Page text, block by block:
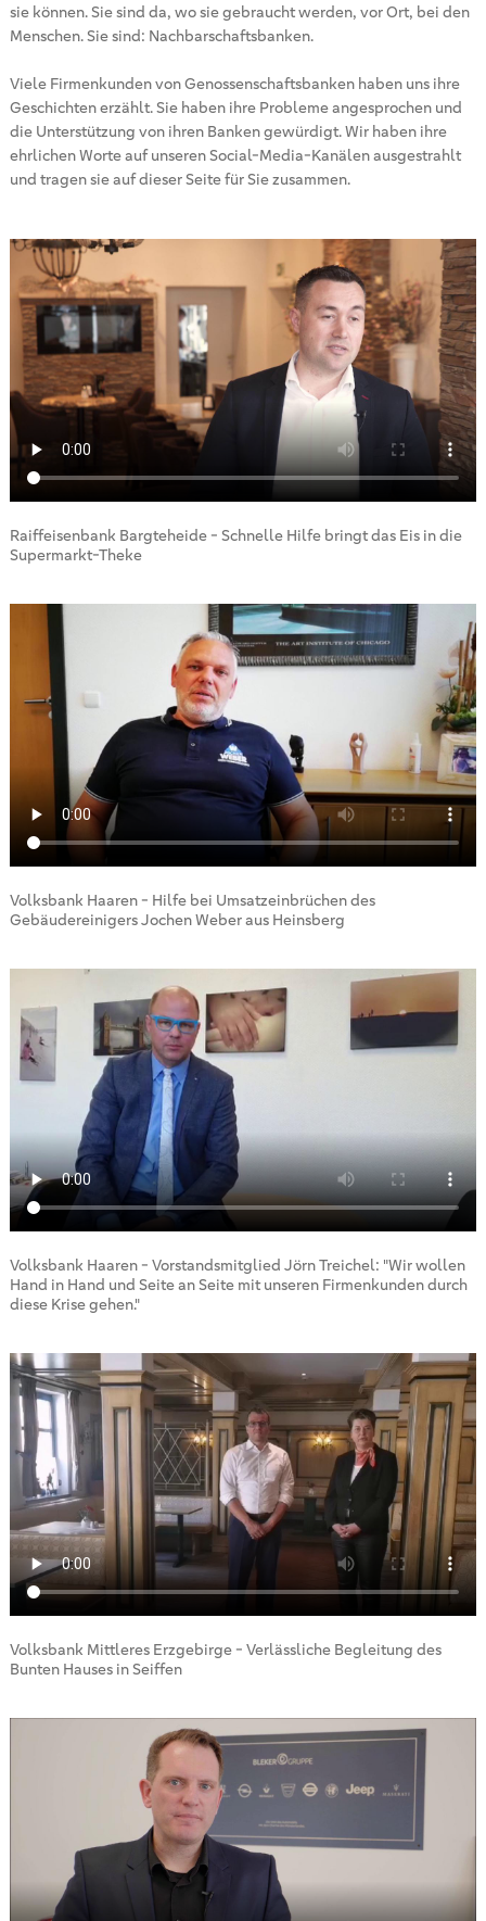
sie können. Sie sind da, wo sie gebraucht werden, vor Ort, bei den
Menschen. Sie sind: Nachbarschaftsbanken.
Viele Firmenkunden von Genossenschaftsbanken haben uns ihre
Geschichten erzählt. Sie haben ihre Probleme angesprochen und
die Unterstützung von ihren Banken gewürdigt. Wir haben ihre
ehrlichen Worte auf unseren Social-Media-Kanälen ausgestrahlt
und tragen sie auf dieser Seite für Sie zusammen.
Raiffeisenbank Bargteheide - Schnelle Hilfe bringt das Eis in die
Supermarkt-Theke
Volksbank Haaren - Hilfe bei Umsatzeinbrüchen des
Gebäudereinigers Jochen Weber aus Heinsberg
Volksbank Haaren - Vorstandsmitglied Jörn Treichel: "Wir wollen
Hand in Hand und Seite an Seite mit unseren Firmenkunden durch
diese Krise gehen."
Volksbank Mittleres Erzgebirge - Verlässliche Begleitung des
Bunten Hauses in Seiffen